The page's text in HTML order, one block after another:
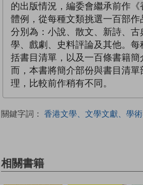
的出版情況，編委會繼承前作
體例，從每種文類挑選一百部
分別為：小說、散文、新詩、古
學、戲劇、史料評論及其他。
括書目清單，以及一百條書籍簡
而，本書將簡介部份與書目清
理，比較前作稍有不同。
關鍵字詞： 香港文學、文學文獻、學
相關書籍